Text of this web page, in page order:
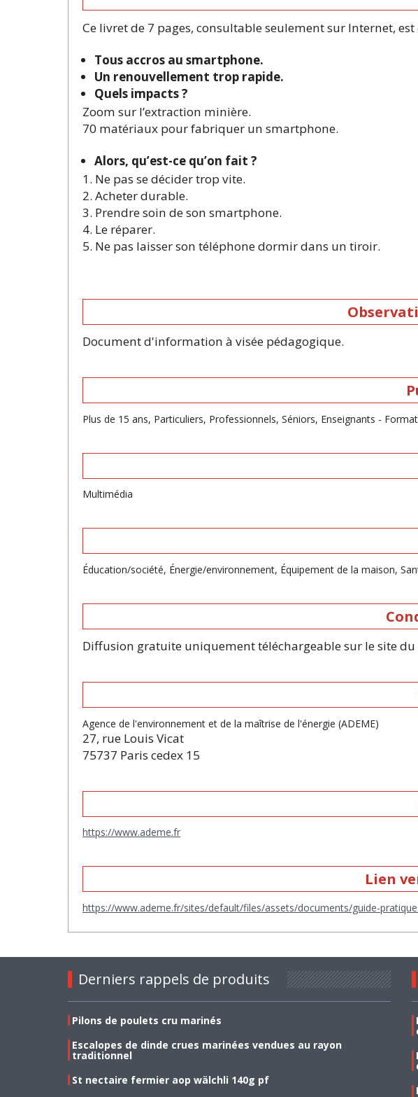
Ce livret de 7 pages, consultable seulement sur Internet,
Tous accros au smartphone.
Un renouvellement trop rapide.
Quels impacts ?
Zoom sur l’extraction minière.
70 matériaux pour fabriquer un smartphone.
Alors, qu’est-ce qu’on fait ?
1. Ne pas se décider trop vite.
2. Acheter durable.
3. Prendre soin de son smartphone.
4. Le réparer.
5. Ne pas laisser son téléphone dormir dans un tiroir.
Document d'information à visée pédagogique.
Plus de 15 ans, Particuliers, Professionnels, Séniors, Enseignants -
Multimédia
Éducation/société, Énergie/environnement, Équipement de la maison,
Diffusion gratuite uniquement téléchargeable sur le site
Agence de l'environnement et de la maîtrise de l'énergie (ADEME)
27, rue Louis Vicat
75737 Paris cedex 15
https://www.ademe.fr
Lien
https://www.ademe.fr/sites/default/files/assets/documents/guide-
Derniers rappels de produits
Pilons de poulets cru marinés
Escalopes de dinde crues marinées vendues au rayon
traditionnel
St nectaire fermier aop wälchli 140g pf